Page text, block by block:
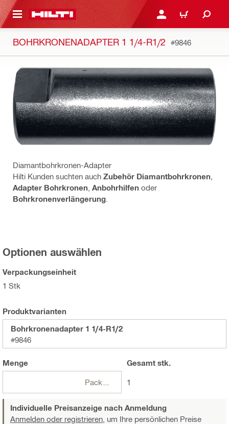
ANMELDEN ODER
WARENKORB
BOHRKRONENADAPTER 1 1/4-R1/2 #9846
Diamantbohrkronen-Adapter
Hilti Kunden suchten auch Zubehör Diamantbohrkronen
Adapter Bohrkronen Anbohrhilfen oder
Bohrkronenverlängerung
Optionen auswählen
Verpackungseinheit
1 Stk
Produktvarianten
Bohrkronenadapter 1 1/4-R1/2
#9846
Menge
Packungen
Gesamtstk.
1
Individuelle Preisanzeige nach Anmeldung
Anmelden oder registrieren, um Ihre persönlichen Preise